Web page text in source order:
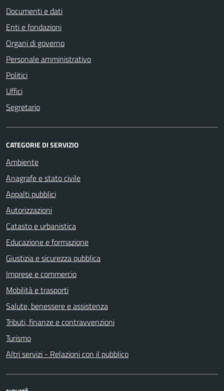
Documenti e dati
Enti e fondazioni
Organi di governo
Personale amministrativo
Politici
Uffici
Segretario
CATEGORIE DI SERVIZIO
Ambiente
Anagrafe e stato civile
Appalti pubblici
Autorizzazioni
Catasto e urbanistica
Educazione e formazione
Giustizia e sicurezza pubblica
Imprese e commercio
Mobilità e trasporti
Salute, benessere e assistenza
Tributi, finanze e contravvenzioni
Turismo
Altri servizi - Relazioni con il pubblico